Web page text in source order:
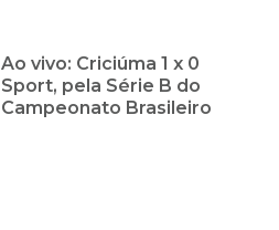
Ao vivo: Criciúma 1 x 0
Sport, pela Série B do
Campeonato Brasileiro